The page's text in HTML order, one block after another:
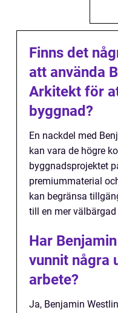
Finns det
att använda
Arkitekt för
byggnad?
En nackdel med
kan vara de högre
byggnadsprojektet
premiummaterial
kan begränsa
till en mer
Har
vunnit några
arbete?
Ja, Benjamin